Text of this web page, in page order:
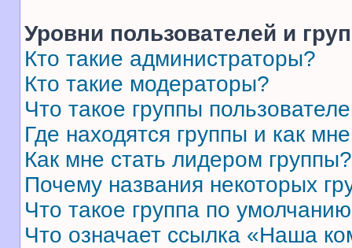
Уровни пользователей и
Кто такие администраторы?
Кто такие модераторы?
Что такое группы
Где находятся группы и как
Как мне стать лидером группы?
Почему названия некоторых
Что такое группа по
Что означает ссылка «Наша